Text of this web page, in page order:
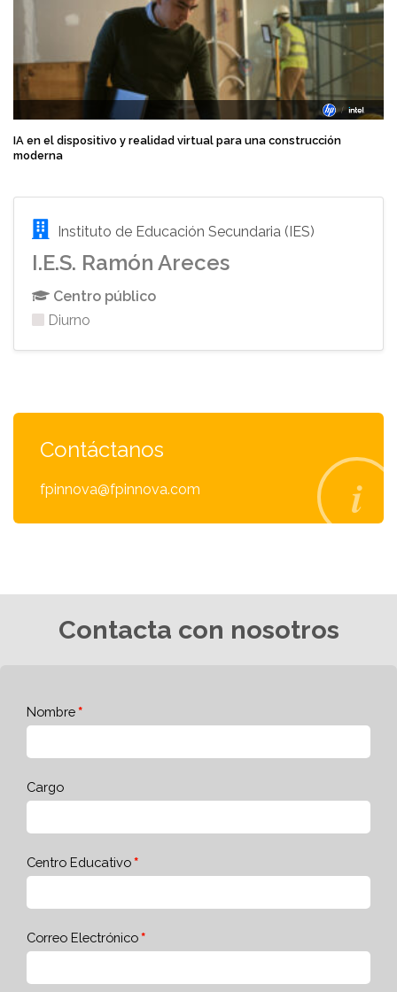
IA en el dispositivo y realidad virtual para una construcción
moderna
Instituto de Educación Secundaria (IES)
I.E.S. Ramón Areces
Centro público
Diurno
Contáctanos
fpinnova@fpinnova.com
Contacta con nosotros
Nombre
Cargo
Centro Educativo
Correo Electrónico